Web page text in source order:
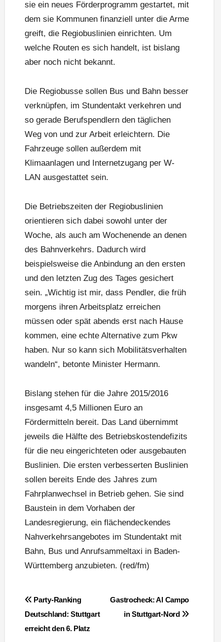
sie ein neues Förderprogramm gestartet, mit
dem sie Kommunen finanziell unter die Arme
greift, die Regiobuslinien einrichten. Um
welche Routen es sich handelt, ist bislang
aber noch nicht bekannt.
Die Regiobusse sollen Bus und Bahn besser
verknüpfen, im Stundentakt verkehren und
so gerade Berufspendlern den täglichen
Weg von und zur Arbeit erleichtern. Die
Fahrzeuge sollen außerdem mit
Klimaanlagen und Internetzugang per W-
LAN ausgestattet sein.
Die Betriebszeiten der Regiobuslinien
orientieren sich dabei sowohl unter der
Woche, als auch am Wochenende an denen
des Bahnverkehrs. Dadurch wird
beispielsweise die Anbindung an den ersten
und den letzten Zug des Tages gesichert
sein. „Wichtig ist mir, dass Pendler, die früh
morgens ihren Arbeitsplatz erreichen
müssen oder spät abends erst nach Hause
kommen, eine echte Alternative zum Pkw
haben. Nur so kann sich Mobilitätsverhalten
wandeln“, betonte Minister Hermann.
Bislang stehen für die Jahre 2015/2016
insgesamt 4,5 Millionen Euro an
Fördermitteln bereit. Das Land übernimmt
jeweils die Hälfte des Betriebskostendefizits
für die neu eingerichteten oder ausgebauten
Buslinien. Die ersten verbesserten Buslinien
sollen bereits Ende des Jahres zum
Fahrplanwechsel in Betrieb gehen. Sie sind
Baustein in dem Vorhaben der
Landesregierung, ein flächendeckendes
Nahverkehrsangebotes im Stundentakt mit
Bahn, Bus und Anrufsammeltaxi in Baden-
Württemberg anzubieten. (red/fm)
BeitragsnavigationGastrocheck: Al Campo
in Stuttgart­-Nord
Party-Ranking
Deutschland: Stuttgart
erreicht den 6. Platz